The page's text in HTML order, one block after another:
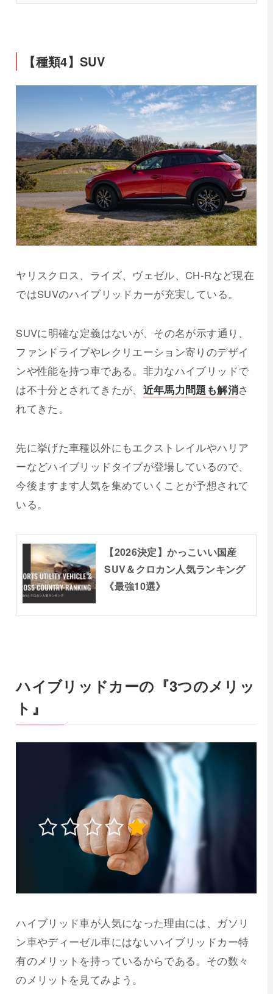
【種類4】SUV
ヤリスクロス、ライズ、 ヴェゼル、CH-Rなど現在
ではSUVのハイブリッドカーが充実している。
SUVに明確な定義はないが、その名が示す通り、
ファンドライブやレクリエーション寄りのデザイ
ンや性能を持つ車である。非力なハイブリッドで
は不十分とされてきたが、 近年馬力問題も解消さ
れてきた。
先に挙げた車種以外にもエクストレイルやハリア
ーなどハイブリッドタイプが登場しているので、
今後ますます人気を集めていくことが予想されて
いる。
【2026決定】かっこいい国産
SUV＆クロカン人気ランキング
《最強10選》
ハイブリッドカーの『3つのメリッ
ト』
ハイブリッド車が人気になった理由には、ガソリ
ン車やディーゼル車にはないハイブリッドカー特
有のメリットを持っているからである。その数々
のメリットを見てみよう。